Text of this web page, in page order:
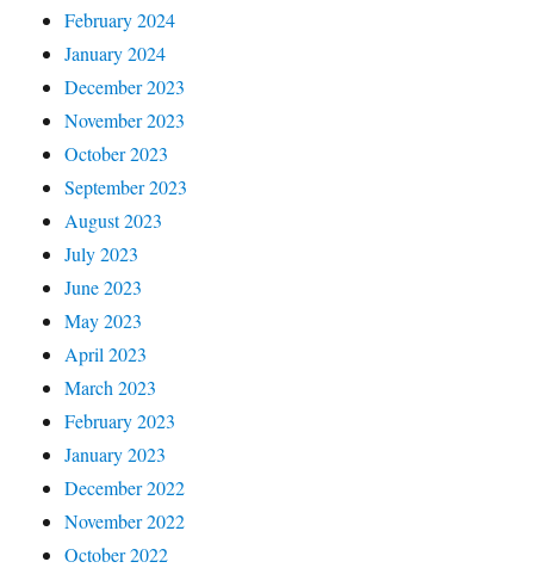
February 2024
January 2024
December 2023
November 2023
October 2023
September 2023
August 2023
July 2023
June 2023
May 2023
April 2023
March 2023
February 2023
January 2023
December 2022
November 2022
October 2022